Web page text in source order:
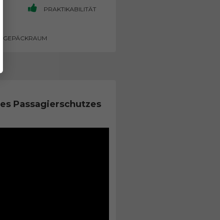
PRAKTIKABILITÄT
GEPÄCKRAUM
Passagierschutzes